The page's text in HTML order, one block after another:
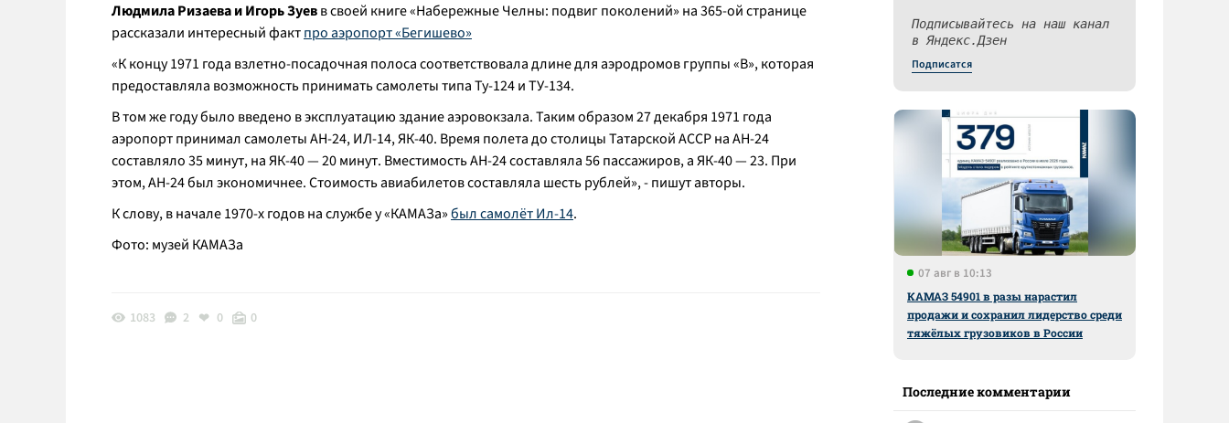
Людмила Ризаева и Игорь Зуевв своей книге «Набережные Челны: подвиг поколений» на 365-ой странице
рассказали интересный фактпро аэропорт «Бегишево»
«К концу 1971 года взлетно-посадочная полоса соответствовала длине для аэродромов группы «В», которая
предоставляла возможность принимать самолеты типа Ту-124 и ТУ-134.
В том же году было введено в эксплуатацию здание аэровокзала. Таким образом 27 декабря 1971 года
аэропорт принимал самолеты АН-24, ИЛ-14, ЯК-40. Время полета до столицы Татарской АССР на АН-24
составляло 35 минут, на ЯК-40 — 20 минут. Вместимость АН-24 составляла 56 пассажиров, а ЯК-40 — 23. При
этом, АН-24 был экономичнее. Стоимость авиабилетов составляла шесть рублей», - пишут авторы.
К слову, в начале 1970-х годов на службе у «КАМАЗа»был самолёт Ил-14.
Фото: музей КАМАЗа
1083 2 0 0
Подписывайтесь на наш канал
в Яндекс.Дзен
Подписатся
07 авг в 10:13
КАМАЗ 54901 в разы нарастил
продажи и сохранил лидерство среди
тяжёлых грузовиков в России
Последние комментарии